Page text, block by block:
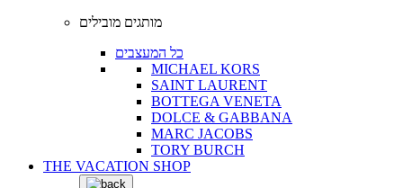
מותגים מובילים
כל המעצבים
MICHAEL KORS
SAINT LAURENT
BOTTEGA VENETA
DOLCE & GABBANA
MARC JACOBS
TORY BURCH
THE VACATION SHOP